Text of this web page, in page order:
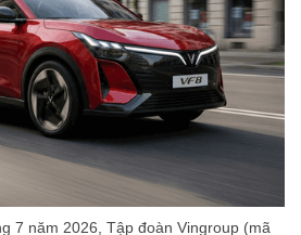
7 năm 2026, Tập đoàn Vingroup (mã